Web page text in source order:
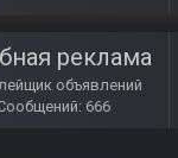
реклама
объявлений
666